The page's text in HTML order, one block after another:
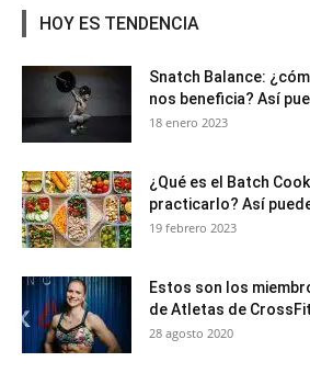
HOY ES TENDENCIA
Snatch Balance:
nos beneficia? Así
18 enero 2023
¿Qué es el Batch
practicarlo? Así
19 febrero 2023
Estos son los
de Atletas de CrossFit
28 agosto 2020